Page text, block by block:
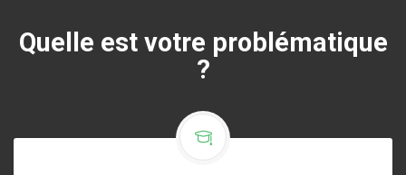
Quelle est votre problématique
?